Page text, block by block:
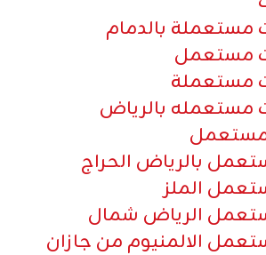
مستعملة بالدمام​
مستعمل​
مستعملة​
مستعمله بالرياض​
بالرياض الحراج
الملز
الرياض شمال
الالمنيوم من جازان